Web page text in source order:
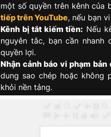
một số quyền trên kênh của
tiếp trên YouTube, nếu bạn
Kênh bị tắt kiếm tiền: Nếu
nguyên tắc, bạn cần nhanh
quyền lợi.
Nhận cảnh báo vi phạm
dung sao chép hoặc không
khỏi nền tảng.